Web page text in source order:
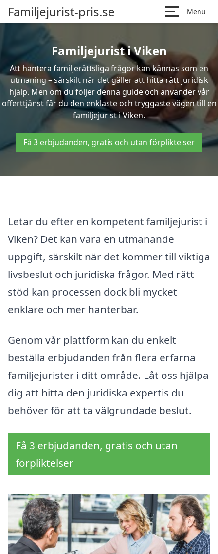
Familjejurist-pris.se Menu
Familjejurist i Viken
Att hantera familjerättsliga frågor kan kännas som en
utmaning – särskilt när det gäller att hitta rätt juridisk
hjälp. Men om du följer denna guide och använder vår
offerttjänst får du den enklaste och tryggaste vägen till en
familjejurist i Viken.
Få 3 erbjudanden, gratis och utan förpliktelser
Letar du efter en kompetent familjejurist i
Viken? Det kan vara en utmanande
uppgift, särskilt när det kommer till viktiga
livsbeslut och juridiska frågor. Med rätt
stöd kan processen dock bli mycket
enklare och mer hanterbar.
Genom vår plattform kan du enkelt
beställa erbjudanden från flera erfarna
familjejurister i ditt område. Låt oss hjälpa
dig att hitta den juridiska expertis du
behöver för att ta välgrundade beslut.
Få 3 erbjudanden, gratis och utan
förpliktelser